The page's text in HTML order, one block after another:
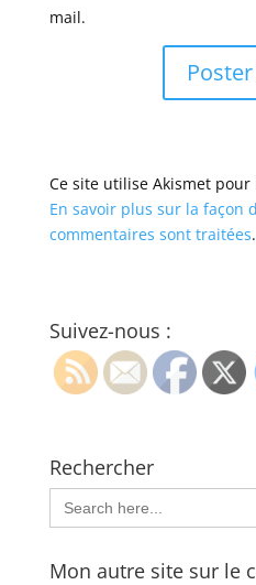
mail.
Ce site utilise Akismet
En savoir plus sur la façon
commentaires sont traitées.
Suivez-nous :
Rechercher
Search
for:
Mon autre site sur le